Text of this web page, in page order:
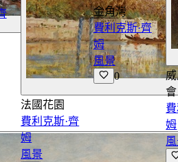
查看詳情
法國花園
費利克斯·齊
姆
風景
金角灣
費利克斯·齊
姆
風景
0
會
姆